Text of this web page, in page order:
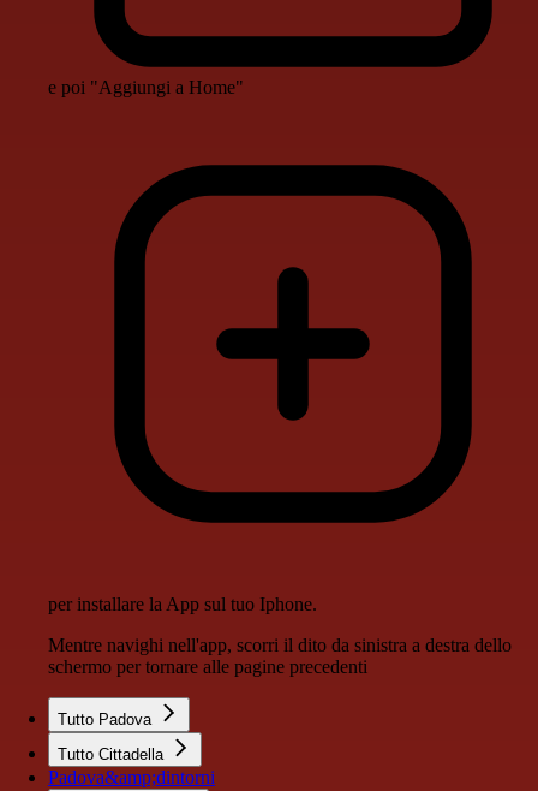
e poi "Aggiungi a Home"
per installare la App sul tuo Iphone.
Mentre navighi nell'app, scorri il dito da sinistra a destra dello
schermo per tornare alle pagine precedenti
Tutto Padova
Tutto Cittadella
Padova&amp;dintorni